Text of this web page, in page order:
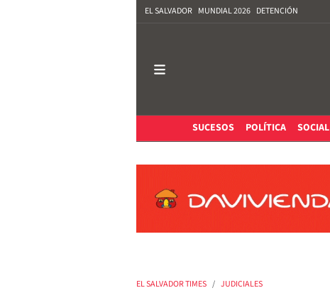
EL SALVADOR MUNDIAL 2026 DETENCIÓN
SUCESOS
POLÍTICA SOCIAL
EL SALVADOR TIMES JUDICIALES